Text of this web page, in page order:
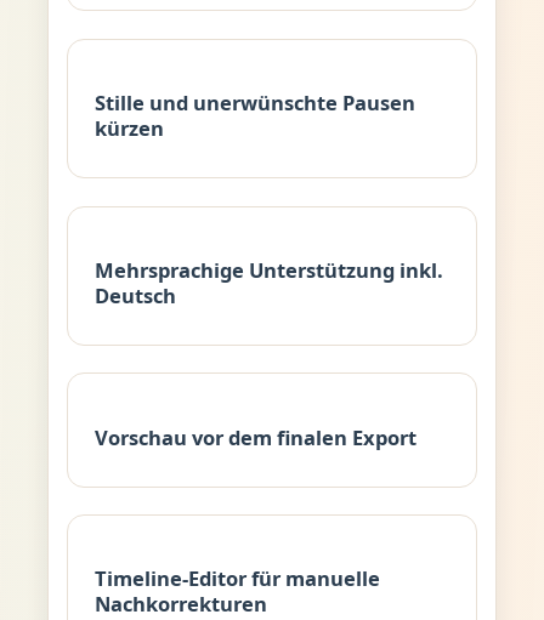
Stille und unerwünschte Pausen
kürzen
Mehrsprachige Unterstützung inkl.
Deutsch
Vorschau vor dem finalen Export
Timeline-Editor für manuelle
Nachkorrekturen